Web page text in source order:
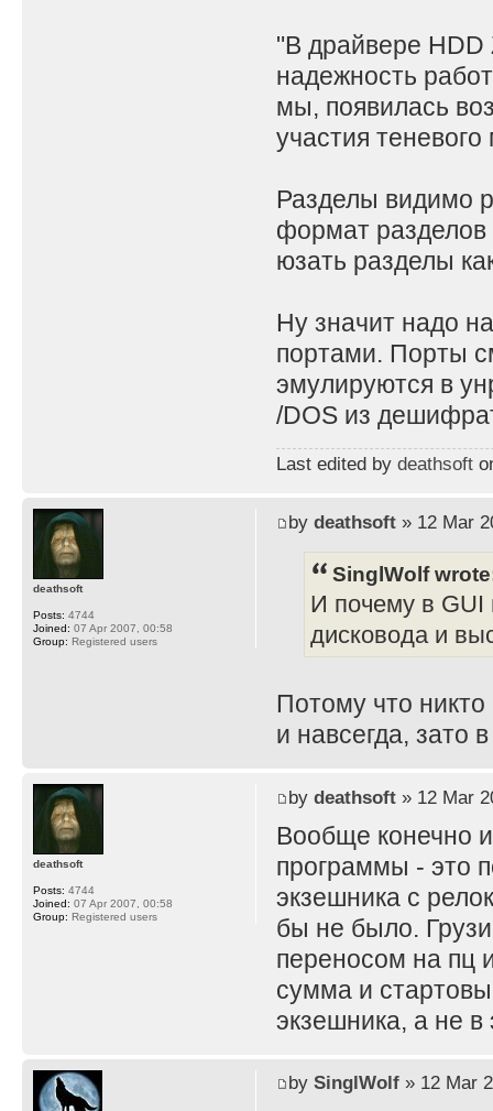
"В драйвере
надежность
мы, появилась
участия
Разделы видимо
формат разделов
юзать разделы
Ну значит надо
портами. Порты
эмулируются в
/DOS из
Last edited by deathsoft
by deathsoft» 12 Mar
SinglWolf
И почему в GUI
дисковода и
Потому что
и навсегда, зато
deathsoft
Posts: 4744
Joined: 07 Apr 2007, 00:58
Group: Registered users
by deathsoft» 12 Mar
Вообще конечно
программы - это
экзешника с
бы не было.
переносом на пц
сумма и
экзешника, а не в
deathsoft
Posts: 4744
Joined: 07 Apr 2007, 00:58
Group: Registered users
by SinglWolf» 12 Mar